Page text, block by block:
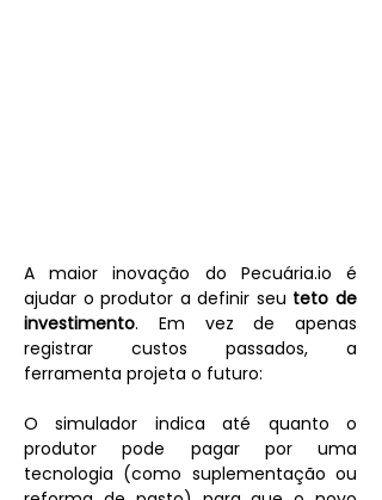
A maior inovação do Pecuária.io é
ajudar o produtor a definir seu teto de
investimento. Em vez de apenas
registrar custos passados, a
ferramenta projeta o futuro:
O simulador indica até quanto o
produtor pode pagar por uma
tecnologia (como suplementação ou